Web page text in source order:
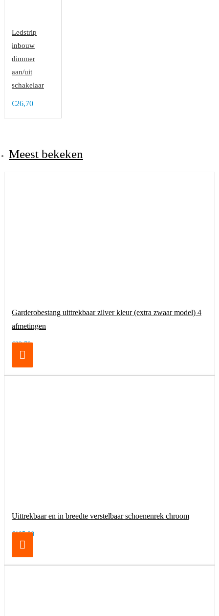
Ledstrip
inbouw
dimmer
aan/uit
schakelaar
€26,70
Meest bekeken
Garderobestang uittrekbaar zilver kleur (extra zwaar model) 4
afmetingen
€32,70
Uittrekbaar en in breedte verstelbaar schoenenrek chroom
€105,00